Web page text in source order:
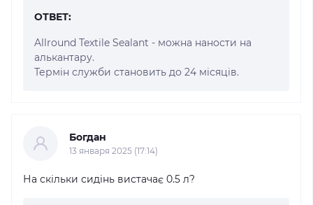
ОТВЕТ:
Allround Textile Sealant - можна наности на
алькантару.
Термін служби становить до 24 місяців.
Богдан
13 января 2025 (17:14)
На скільки сидінь вистачає 0.5 л?